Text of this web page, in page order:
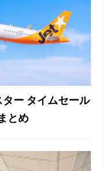
ー タイムセール
とめ